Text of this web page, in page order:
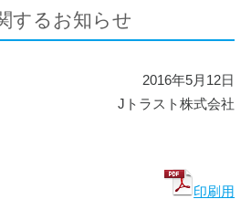
するお知らせ
2016年5月12日
Jトラスト株式会社
印刷用